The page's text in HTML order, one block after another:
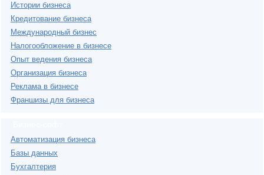
Истории бизнеса
Кредитование бизнеса
Международный бизнес
Налогообложение в бизнесе
Опыт ведения бизнеса
Организация бизнеса
Реклама в бизнесе
Франшизы для бизнеса
Автоматизация бизнеса
Базы данных
Бухгалтерия